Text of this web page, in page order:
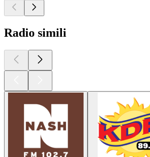
Radio simili